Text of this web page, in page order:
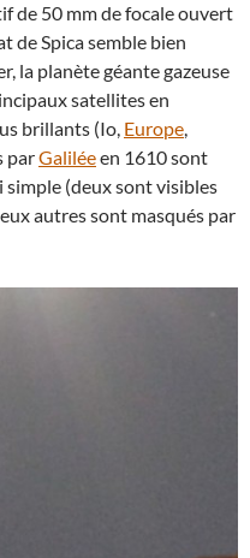
de 50 mm de focale ouvert
de Spica semble bien
la planète géante gazeuse
satellites en
brillants (Io, Europe,
parGaliléeen 1610 sont
simple (deux sont visibles
autres sont masqués par